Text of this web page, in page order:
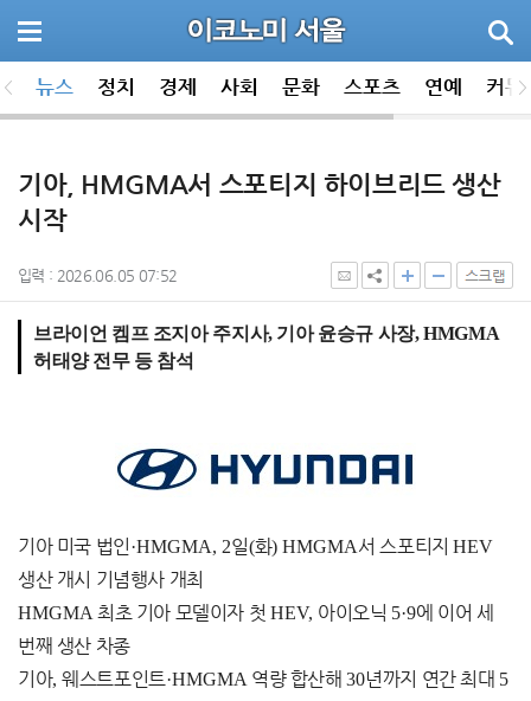
뉴스 정치 경제 사회 문화 스포츠 연예 커뮤
기아, HMGMA서 스포티지 하이브리드 생산
시작
입력 : 2026.06.05 07:52
브라이언 켐프 조지아 주지사, 기아 윤승규 사장, HMGMA
허태양 전무 등 참석
기아 미국 법인·HMGMA, 2일(화) HMGMA서 스포티지HEV
생산 개시 기념행사 개최
HMGMA 최초 기아 모델이자 첫 HEV, 아이오닉 5·9에 이어 세
번째 생산 차종
기아,웨스트포인트·HMGMA 역량 합산해30년까지 연간 최대 5